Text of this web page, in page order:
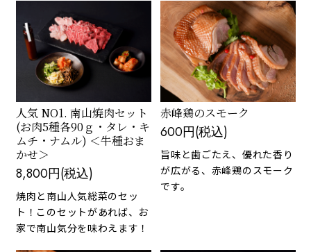
人気 NO1. 南山焼肉セット
(お肉5種各90ｇ・タレ・キ
ムチ・ナムル) ＜牛種おま
かせ＞
8,800円(税込)
焼肉と南山人気総菜のセッ
ト！このセットがあれば、お
家で南山気分を味わえます！
赤峰鶏のスモーク
600円(税込)
旨味と歯ごたえ、優れた香り
が広がる、赤峰鶏のスモーク
です。